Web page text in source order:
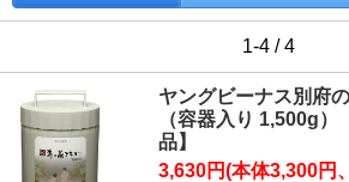
1-4 / 4
ヤングビーナス別府
（容器入り 1,500g）
品】
3,630円(本体3,300円